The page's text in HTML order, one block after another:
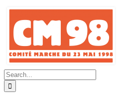
Skip
content
Search
for: